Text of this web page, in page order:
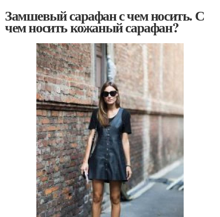
Замшевый сарафан с чем носить. С
чем носить кожаный сарафан?